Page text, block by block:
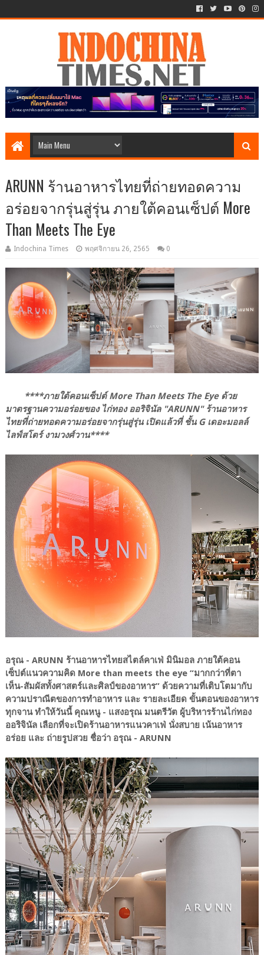
ARUNN ร้านอาหารไทยที่ถ่ายทอดความ
อร่อยจากรุ่นสู่รุ่น ภายใต้คอนเซ็ปต์ More
Than Meets The Eye
Indochina Times พฤศจิกายน 26, 2565 0
****ภายใต้คอนเซ็ปต์ More Than Meets The Eye ด้วย
มาตรฐานความอร่อยของ ไก่ทอง ออริจินัล "ARUNN" ร้านอาหาร
ไทยที่ถ่ายทอดความอร่อยจากรุ่นสู่รุ่น เปิดแล้วที่ ชั้น G เดอะมอลล์
ไลฟ์สโตร์ งามวงศ์วาน****
อรุณ - ARUNN ร้านอาหารไทยสไตล์คาเฟ่ มินิมอล ภายใต้คอน
เซ็ปต์แนวความคิด More than meets the eye “มากกว่าที่ตา
เห็น-สัมผัสทั้งศาสตร์และศิลป์ของอาหาร” ด้วยความที่เติบโตมากับ
ความปราณีตของการทำอาหาร และ รายละเอียด ขั้นตอนของอาหาร
ทุกจาน ทำให้วันนี้ คุณหนู - แสงอรุณ มนตรีวัต ผู้บริหารร้านไก่ทอง
ออริจินัล เลือกที่จะเปิดร้านอาหารแนวคาเฟ่ นั่งสบาย เน้นอาหาร
อร่อย และ ถ่ายรูปสวย ชื่อว่า อรุณ - ARUNN